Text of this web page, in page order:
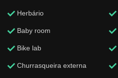
Herbário
Baby room
Bike lab
Churrasqueira externa